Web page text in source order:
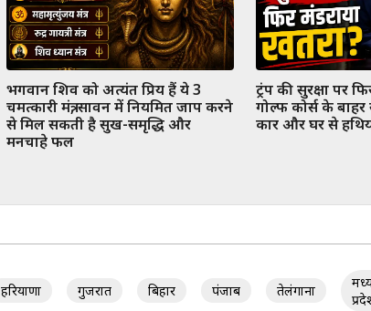
भगवान शिव को अत्यंत प्रिय हैं ये 3
चमत्कारी मंत्र, सावन में नियमित जाप करने
से मिल सकती है सुख-समृद्धि और
मनचाहे फल
ट्रंप की सुरक्षा पर
गोल्फ कोर्स के बाहर
कार और घर से
हरियाणा गुजरात बिहार पंजाब तेलंगाना